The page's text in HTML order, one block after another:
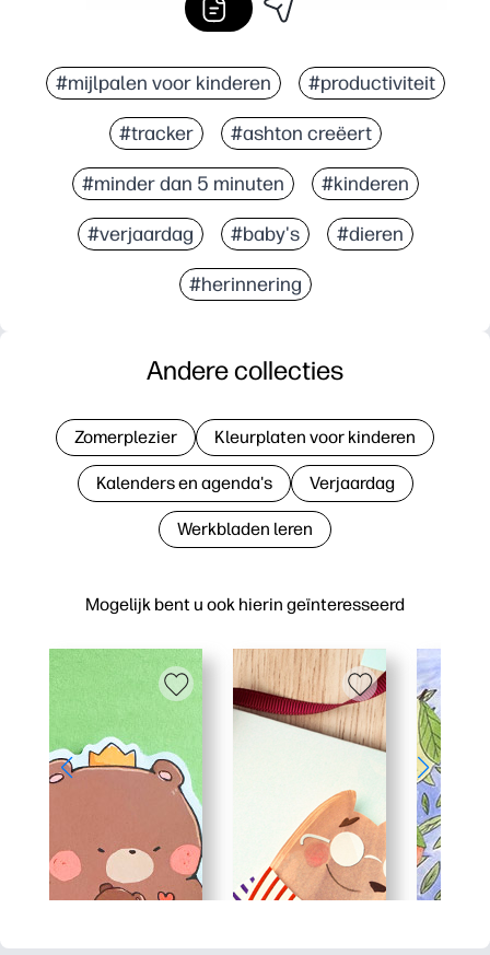
#mijlpalen voor kinderen #productiviteit
#tracker #ashton creëert
#minder dan 5 minuten #kinderen
#verjaardag #baby's #dieren
#herinnering
Mogelijk bent u ook hierin geïnteresseerd
Andere collecties
Zomerplezier Kleurplaten voor kinderen
Kalenders en agenda's Verjaardag
Werkbladen leren